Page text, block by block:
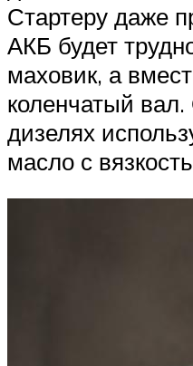
Меню
Стартеру даже
АКБ будет
маховик, а
коленчатый
дизелях
масло с